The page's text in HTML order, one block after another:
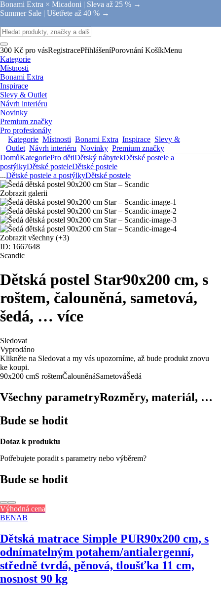
Bonami Extra × Micadoni | Sleva až 25 % →
Summer Sale | Ušetřete až 40 % →
300 Kč pro vásRegistracePřihlášeníPorovnání KošíkMenu
Kategorie
Místnosti
Bonami Extra
Inspirace
Slevy & Outlet
Návrh interiéru
Novinky
Premium značky
Pro profesionály
Kategorie Místnosti Bonami Extra Inspirace Slevy &
Outlet Návrh interiéru Novinky Premium značky
DomůKategoriePro dětiDětský nábytekDětské postele a
postýlkyDětské posteleDětské postele
...Dětské postele a postýlkyDětské postele
Zobrazit galerii
Zobrazit všechny (+3)
ID: 1667648
Scandic
Dětská postel Star90x200 cm, s
roštem, čalouněná, sametová,
šedá, … více
Sledovat
Vyprodáno
Klikněte na Sledovat a my vás upozorníme, až bude produkt znovu
ke koupi.
90x200 cmS roštemČalouněnáSametováŠedá
Všechny parametryRozměry, materiál, …
Bude se hodit
Dotaz k produktu
Potřebujete poradit s parametry nebo výběrem?
Bude se hodit
Výhodná cena
BENAB
Dětská matrace Simple PUR90x200 cm, s
odnímatelným potahem/antialergenní,
středně tvrdá, pěnová, tloušťka 11 cm,
nosnost 90 kg